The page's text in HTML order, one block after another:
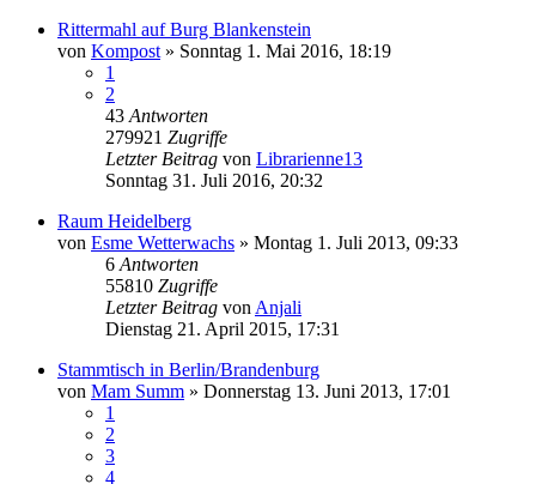
Rittermahl auf Burg Blankenstein
von Kompost » Sonntag 1. Mai 2016, 18:19
1
2
43 Antworten
279921 Zugriffe
Letzter Beitrag von Librarienne13
Sonntag 31. Juli 2016, 20:32
Raum Heidelberg
von Esme Wetterwachs » Montag 1. Juli 2013, 09:33
6 Antworten
55810 Zugriffe
Letzter Beitrag von Anjali
Dienstag 21. April 2015, 17:31
Stammtisch in Berlin/Brandenburg
von Mam Summ » Donnerstag 13. Juni 2013, 17:01
1
2
3
4